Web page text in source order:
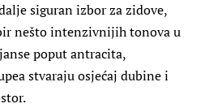
siguran izbor za zidove,
nešto intenzivnijih tonova u
poput antracita,
stvaraju osjećaj dubine i